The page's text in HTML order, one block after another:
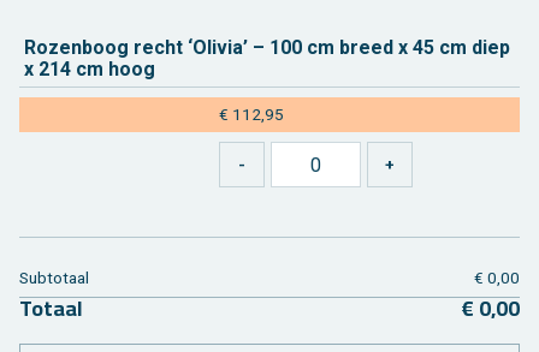
Ro­zen­boog recht ‘Oli­via’ – 100 cm breed x 45 cm diep
x 214 cm hoog
€ 112,95
Sub­to­taal € 0,00
To­taal € 0,00